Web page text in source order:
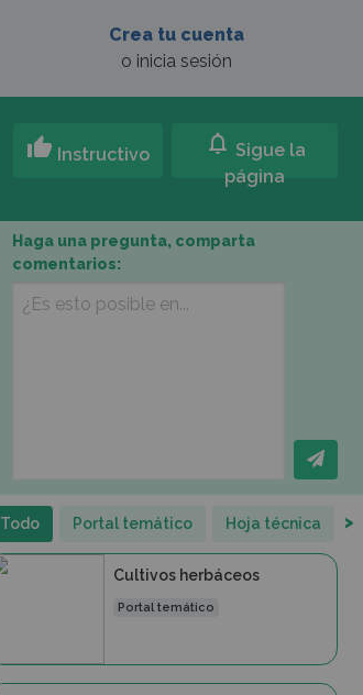
Crea tu cuenta
o inicia sesión
thumb_up Instructivo notifications Sigue la
página
Haga una pregunta, comparta
comentarios:
Todo Portal temático Hoja técnica >
Cultivos herbáceos
Portal temático